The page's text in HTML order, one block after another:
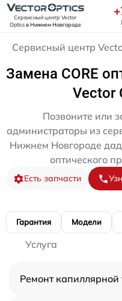
Сервисный центр Vector
Opticsв Нижнем Новгороде
Сервисный центр
Замена CORE
Vector
Позвоните или
администраторы из
Нижнем Новгороде
оптического
Есть запчасти
Гарантия Модели
Услуга
Ремонт капиллярной